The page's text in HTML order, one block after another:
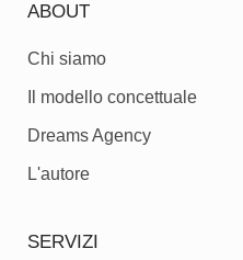
ABOUT
Chi siamo
Il modello concettuale
Dreams Agency
L'autore
SERVIZI